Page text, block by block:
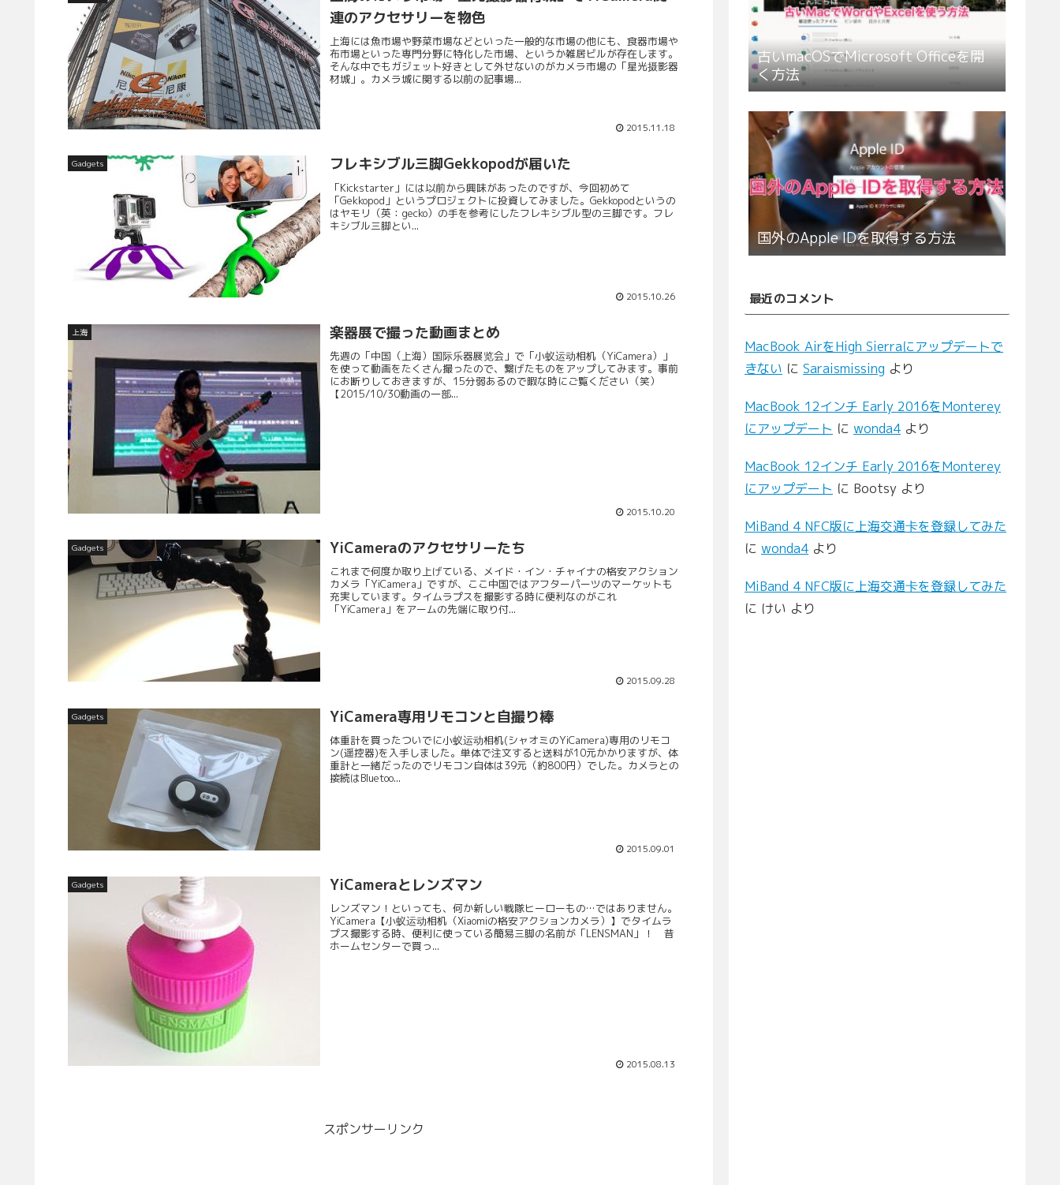
連のアクセサリーを物色
上海には魚市場や野菜市場などといった一般的な市場の他にも、食器市場や
布市場といった専門分野に特化した市場、というか雑居ビルが存在します。
そんな中でもガジェット好きとして外せないのがカメラ市場の「星光摄影器
材城」。カメラ城に関する以前の記事場...
2015.11.18
Gadgets フレキシブル三脚Gekkopodが届いた
「Kickstarter」には以前から興味があったのですが、今回初めて
「Gekkopod」というプロジェクトに投資してみました。Gekkopodというの
はヤモリ（英：gecko）の手を参考にしたフレキシブル型の三脚です。フレ
キシブル三脚とい...
2015.10.26
上海 楽器展で撮った動画まとめ
先週の「中国（上海）国际乐器展览会」で「小蚁运动相机（YiCamera）」
を使って動画をたくさん撮ったので、繋げたものをアップしてみます。事前
にお断りしておきますが、15分弱あるので暇な時にご覧ください（笑）
【2015/10/30動画の一部...
2015.10.20
Gadgets YiCameraのアクセサリーたち
これまで何度か取り上げている、メイド・イン・チャイナの格安アクション
カメラ「YiCamera」ですが、ここ中国ではアフターパーツのマーケットも
充実しています。タイムラプスを撮影する時に便利なのがこれ
「YiCamera」をアームの先端に取り付...
2015.09.28
Gadgets YiCamera専用リモコンと自撮り棒
体重計を買ったついでに小蚁运动相机(シャオミのYiCamera)専用のリモコ
ン(遥控器)を入手しました。単体で注文すると送料が10元かかりますが、体
重計と一緒だったのでリモコン自体は39元（約800円）でした。カメラとの
接続はBluetoo...
2015.09.01
Gadgets YiCameraとレンズマン
レンズマン！といっても、何か新しい戦隊ヒーローもの…ではありません。
YiCamera【小蚁运动相机（Xiaomiの格安アクションカメラ）】でタイムラ
プス撮影する時、便利に使っている簡易三脚の名前が「LENSMAN」！ 昔
ホームセンターで買っ...
2015.08.13
スポンサーリンク
古いmacOSでMicrosoft Officeを開
く方法
国外のApple IDを取得する方法
最近のコメント
MacBook AirをHigh Sierraにアップデートで
きない に Saraismissing より
MacBook 12インチ Early 2016をMonterey
にアップデート に wonda4 より
MacBook 12インチ Early 2016をMonterey
にアップデート に Bootsy より
MiBand 4 NFC版に上海交通卡を登録してみた
に wonda4 より
MiBand 4 NFC版に上海交通卡を登録してみた
に けい より